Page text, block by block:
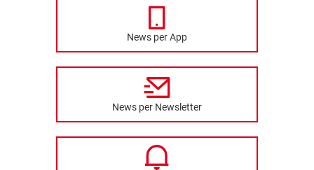
News per App
News per Newsletter